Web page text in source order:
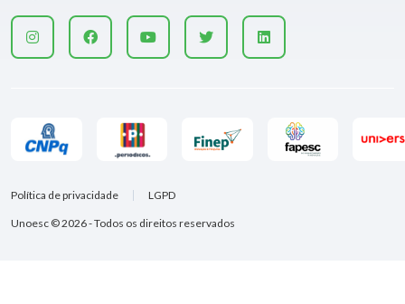
Unoesc © 2026 - Todos os direitos reservados
Política de privacidade LGPD